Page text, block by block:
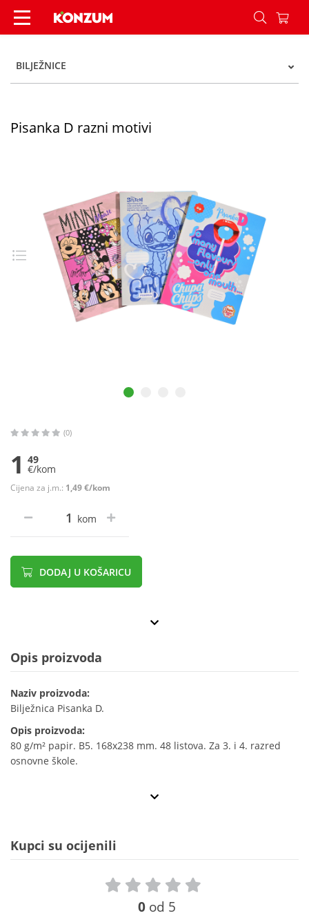
Pisanka D razni motivi - Konzum
BILJEŽNICE
Pisanka D razni motivi
(0)
1 49
€/kom
Cijena za j.m.: 1,49 €/kom
kom
DODAJ U KOŠARICU
Opis proizvoda
Naziv proizvoda:
Bilježnica Pisanka D.
Opis proizvoda:
80 g/m² papir. B5. 168x238 mm. 48 listova. Za 3. i 4. razred
osnovne škole.
Kupci su ocijenili
0 od 5